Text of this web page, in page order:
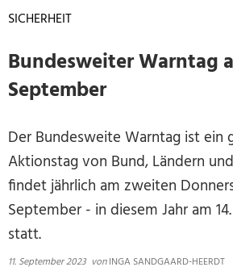
SICHERHEIT
Bundesweiter Warntag
September
Der Bundesweite Warntag ist ein
Aktionstag von Bund, Ländern
findet jährlich am zweiten
September - in diesem Jahr am
statt.
11. September 2023 vonINGA SANDGAARD-HEERDT